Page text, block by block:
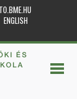
ENGLISH
ÉS